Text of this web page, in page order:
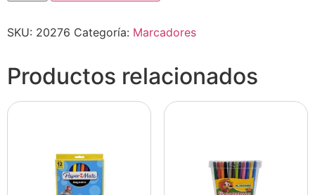
SKU: 20276 Categoría: Marcadores
Productos relacionados